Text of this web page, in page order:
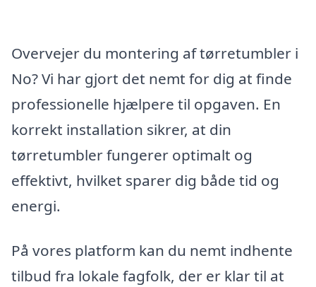
Overvejer du montering af tørretumbler i
No? Vi har gjort det nemt for dig at finde
professionelle hjælpere til opgaven. En
korrekt installation sikrer, at din
tørretumbler fungerer optimalt og
effektivt, hvilket sparer dig både tid og
energi.
På vores platform kan du nemt indhente
tilbud fra lokale fagfolk, der er klar til at